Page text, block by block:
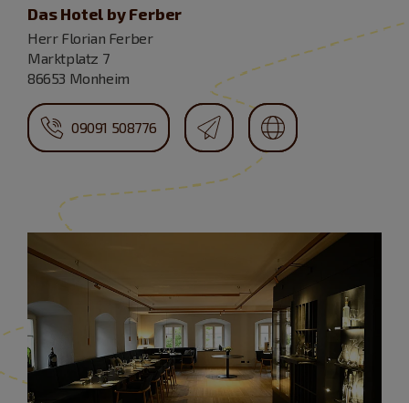
Das Hotel by Ferber
Herr Florian Ferber
Marktplatz 7
86653 Monheim
09091 508776